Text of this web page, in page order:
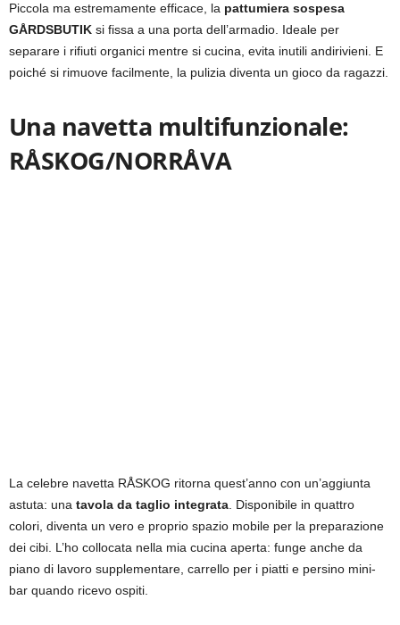
Piccola ma estremamente efficace, la pattumiera sospesa
GÅRDSBUTIK si fissa a una porta dell’armadio. Ideale per
separare i rifiuti organici mentre si cucina, evita inutili andirivieni. E
poiché si rimuove facilmente, la pulizia diventa un gioco da ragazzi.
Una navetta multifunzionale:
RÅSKOG/NORRÅVA
La celebre navetta RÅSKOG ritorna quest’anno con un’aggiunta
astuta: una tavola da taglio integrata . Disponibile in quattro
colori, diventa un vero e proprio spazio mobile per la preparazione
dei cibi. L’ho collocata nella mia cucina aperta: funge anche da
piano di lavoro supplementare, carrello per i piatti e persino mini-
bar quando ricevo ospiti.